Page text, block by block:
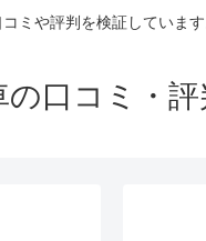
ミや評判を検証しています
口コミ・